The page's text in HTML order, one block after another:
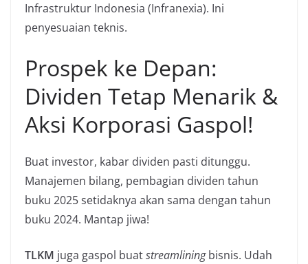
Infrastruktur Indonesia (Infranexia). Ini
penyesuaian teknis.
Prospek ke Depan:
Dividen Tetap Menarik &
Aksi Korporasi Gaspol!
Buat investor, kabar dividen pasti ditunggu.
Manajemen bilang, pembagian dividen tahun
buku 2025 setidaknya akan sama dengan tahun
buku 2024. Mantap jiwa!
TLKM juga gaspol buatstreamliningbisnis. Udah